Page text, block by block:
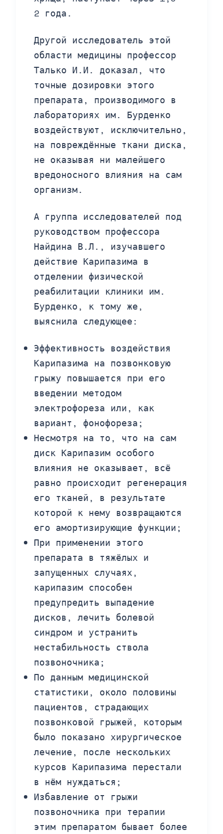
2 года.
Другой исследователь этой
области медицины профессор
Талько И.И. доказал, что
точные дозировки этого
препарата, производимого в
лабораториях им. Бурденко
воздействуют, исключительно,
на повреждённые ткани диска,
не оказывая ни малейшего
вредоносного влияния на сам
организм.
А группа исследователей под
руководством профессора
Найдина В.Л., изучавшего
действие Карипазима в
отделении физической
реабилитации клиники им.
Бурденко, к тому же,
выяснила следующее:
Эффективность воздействия
Карипазима на позвонковую
грыжу повышается при его
введении методом
электрофореза или, как
вариант, фонофореза;
Несмотря на то, что на сам
диск Карипазим особого
влияния не оказывает, всё
равно происходит регенерация
его тканей, в результате
которой к нему возвращаются
его амортизирующие функции;
При применении этого
препарата в тяжёлых и
запущенных случаях,
карипазим способен
предупредить выпадение
дисков, лечить болевой
синдром и устранить
нестабильность ствола
позвоночника;
По данным медицинской
статистики, около половины
пациентов, страдающих
позвонковой грыжей, которым
было показано хирургическое
лечение, после нескольких
курсов Карипазима перестали
в нём нуждаться;
Избавление от грыжи
позвоночника при терапии
этим препаратом бывает более